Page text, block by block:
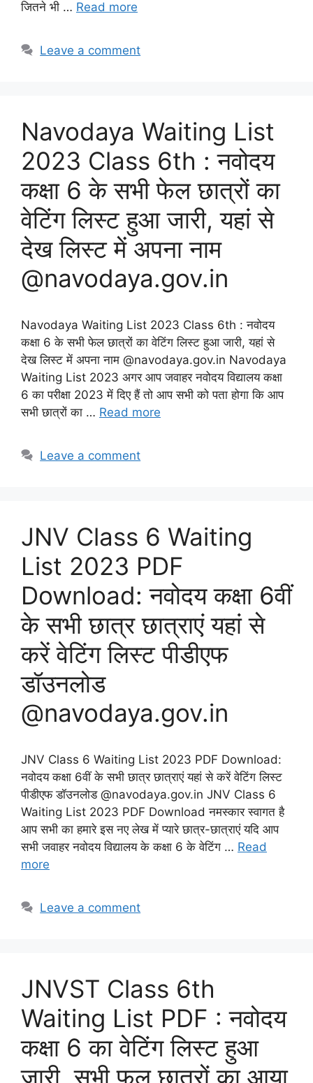
जितने भी … Read more
Leave a comment
Navodaya Waiting List
2023 Class 6th : नवोदय
कक्षा 6 के सभी फेल छात्रों का
वेटिंग लिस्ट हुआ जारी, यहां से
देख लिस्ट में अपना नाम
@navodaya.gov.in
Navodaya Waiting List 2023 Class 6th : नवोदय
कक्षा 6 के सभी फेल छात्रों का वेटिंग लिस्ट हुआ जारी, यहां से
देख लिस्ट में अपना नाम @navodaya.gov.in Navodaya
Waiting List 2023 अगर आप जवाहर नवोदय विद्यालय कक्षा
6 का परीक्षा 2023 में दिए हैं तो आप सभी को पता होगा कि आप
सभी छात्रों का … Read more
Leave a comment
JNV Class 6 Waiting
List 2023 PDF
Download: नवोदय कक्षा 6वीं
के सभी छात्र छात्राएं यहां से
करें वेटिंग लिस्ट पीडीएफ
डॉउनलोड
@navodaya.gov.in
JNV Class 6 Waiting List 2023 PDF Download:
नवोदय कक्षा 6वीं के सभी छात्र छात्राएं यहां से करें वेटिंग लिस्ट
पीडीएफ डॉउनलोड @navodaya.gov.in JNV Class 6
Waiting List 2023 PDF Download नमस्कार स्वागत है
आप सभी का हमारे इस नए लेख में प्यारे छात्र-छात्राएं यदि आप
सभी जवाहर नवोदय विद्यालय के कक्षा 6 के वेटिंग … Read
more
Leave a comment
JNVST Class 6th
Waiting List PDF : नवोदय
कक्षा 6 का वेटिंग लिस्ट हुआ
जारी, सभी फल छात्रों का आया